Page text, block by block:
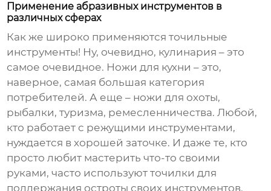
Применение абразивных инструментов в
различных сферах
Как же широко применяются точильные
инструменты! Ну, очевидно, кулинария – это
самое очевидное. Ножи для кухни – это,
наверное, самая большая категория
потребителей. А еще – ножи для охоты,
рыбалки, туризма, ремесленничества. Любой,
кто работает с режущими инструментами,
нуждается в хорошей заточке. И даже те, кто
просто любит мастерить что-то своими
руками, часто используют точилки для
поддержания остроты своих инструментов.